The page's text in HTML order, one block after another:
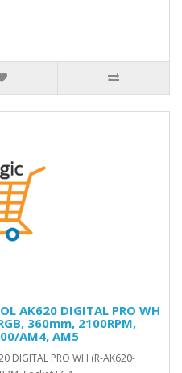
AK620 DIGITAL PRO WH
360mm, 2100RPM,
AM4, AM5
DIGITAL PRO WH (R-AK620-